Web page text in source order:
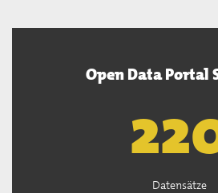
Open Data Portal
Datensätze